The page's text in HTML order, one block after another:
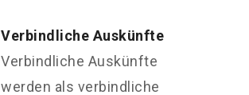
Verbindliche Auskünfte
Verbindliche Auskünfte
werden als verbindliche